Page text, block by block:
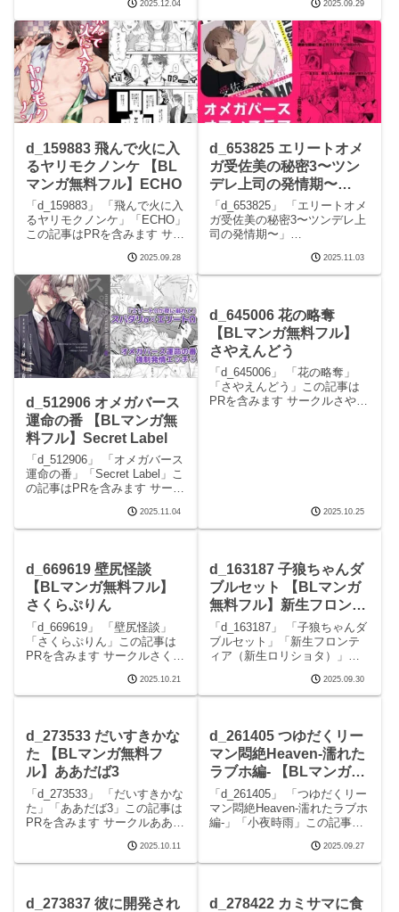
ます サークルアブジャンのエ
ロマンガです。 続きを読む
d_092753
MESSIA.HAS.FALLEN-チ◯ポ
奴●に
2025.12.04
ルアブジャンのエロマンガで
す。 続きを読むd_099035 変
態獣性交ちんぽこ〜ヤるか食
うかおいなりさん〜の見どこ
ろシーン
2025.09.29
d_159883 飛んで火に入
るヤリモクノンケ 【BL
マンガ無料フル】ECHO
「d_159883」 「飛んで火に入
るヤリモクノンケ」「ECHO」
この記事はPRを含みます サー
続きを読むd_159883 飛んで火
に入るヤリモクノンケの見ど
ころシーン飛んで火に入るヤ
リモクノンケ 画像1飛ん
2025.09.28
d_653825 エリートオメ
ガ受佐美の秘密3〜ツン
デレ上司の発情期〜
【BLマンガ無料フル】
ANARVHYSEVEN
「d_653825」 「エリートオメ
ガ受佐美の秘密3〜ツンデレ上
司の発情期〜」
事はPRを含みます サークル
ANARVHYSEVENのエロマン
エリートオメガ受佐美の秘密3
2025.11.03
d_512906 オメガバース
運命の番 【BLマンガ無
料フル】Secret Label
「d_512906」 「オメガバース
運命の番」「Secret Label」こ
の記事はPRを含みます サーク
す。 続きを読むd_512906 オ
メガバース 運命の番の見どこ
2025.11.04
d_645006 花の略奪
【BLマンガ無料フル】
さやえんどう
「d_645006」 「花の略奪」
「さやえんどう」この記事は
PRを含みます サークルさやえ
2025.10.25
d_669619 壁尻怪談
【BLマンガ無料フル】
さくらぷりん
「d_669619」 「壁尻怪談」
「さくらぷりん」この記事は
PRを含みます サークルさくら
きを読むd_669619 壁尻怪談の
見どころシーン壁尻怪談 画像1
壁尻怪談 画像4壁尻怪談
2025.10.21
d_163187 子狼ちゃんダ
ブルセット 【BLマンガ
無料フル】新生フロンテ
ィア（新生ロリショタ）
「d_163187」 「子狼ちゃんダ
ブルセット」「新生フロンテ
ィア（新生ロリショタ）」こ
ル新生フロンティア（新生ロ
リショタ）のエロマンガで
狼ちゃんダブルセットの見ど
ころシーン
2025.09.30
d_273533 だいすきかな
た 【BLマンガ無料フ
ル】ああだば3
「d_273533」 「だいすきかな
た」「ああだば3」この記事は
PRを含みます サークルああだ
読むd_273533 だいすきかなた
の見どころシーンだいすきか
像2だいすきかなた 画像
2025.10.11
d_261405 つゆだくリー
マン悶絶Heaven-濡れた
ラブホ編- 【BLマンガ無
料フル】小夜時雨
「d_261405」 「つゆだくリー
マン悶絶Heaven-濡れたラブホ
編-」「小夜時雨」この記事は
雨のエロマンガです。 続きを
読むd_261405 つゆだくリーマ
2025.09.27
d_273837 彼に開発され
d_278422 カミサマに食